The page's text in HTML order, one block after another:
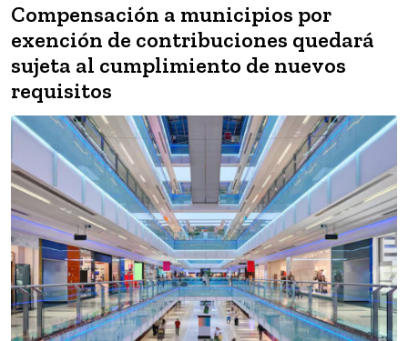
Compensación a municipios por
exención de contribuciones quedará
sujeta al cumplimiento de nuevos
requisitos